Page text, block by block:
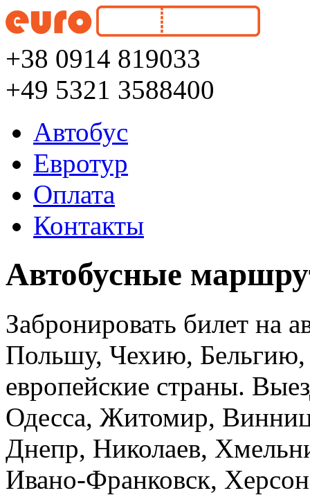
+38 0914 819033
+49 5321 3588400
Автобус
Евротур
Оплата
Контакты
Автобусные
Забронировать билет на
Польшу, Чехию,
европейские страны.
Одесса, Житомир,
Днепр, Николаев,
Ивано-Франковск,